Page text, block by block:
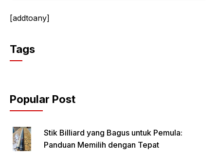
[addtoany]
Tags
Popular Post
Stik Billiard yang Bagus untuk Pemula:
Panduan Memilih dengan Tepat